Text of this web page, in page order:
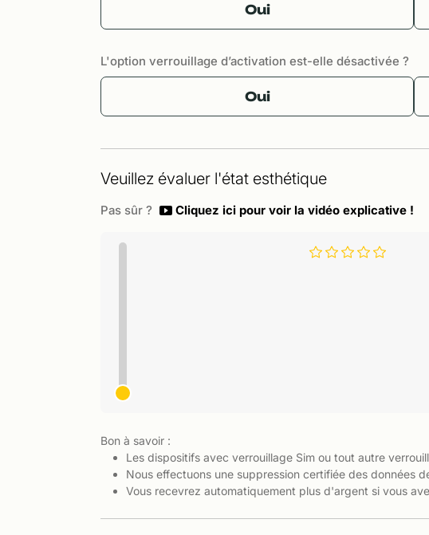
Oui
L'option verrouillage d’activation est-elle désactivée ?
Oui
Veuillez évaluer l'état esthétique
Pas sûr ? Cliquez ici pour voir la vidéo explicative !
Bon à savoir :
Les dispositifs avec verrouillage Sim ou tout autre
Nous effectuons une suppression certifiée des données
Vous recevrez automatiquement plus d'argent si vous